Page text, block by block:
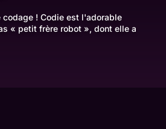
! Codie est l'adorable
« petit frère robot », dont elle a